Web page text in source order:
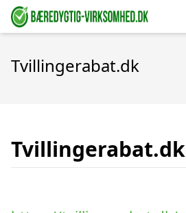
Tvillingerabat.dk
Tvillingerabat.dk